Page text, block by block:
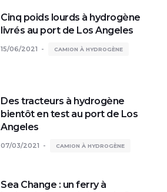
Cinq poids lourds à hydrogène
livrés au port de Los Angeles
15/06/2021 CAMION À HYDROGÈNE
Des tracteurs à hydrogène
bientôt en test au port de Los
Angeles
07/03/2021 CAMION À HYDROGÈNE
Sea Change : un ferry à